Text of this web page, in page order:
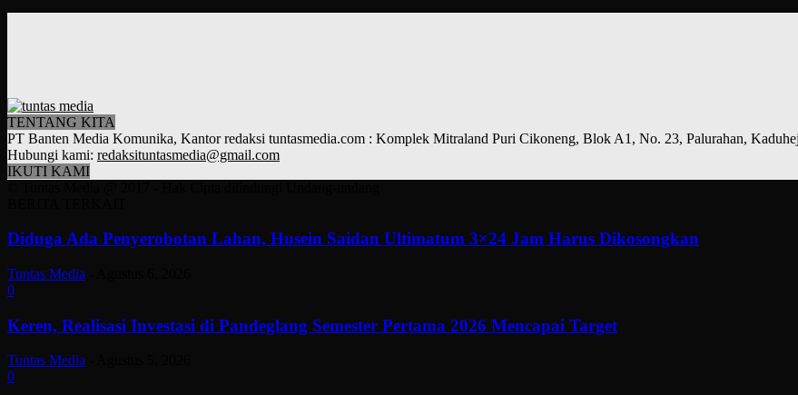
TENTANG KITA
PT Banten Media Komunika, Kantor redaksi tuntasmedia.com : Komplek Mitraland Puri Cikoneng, Blok A1, No. 23, Palurahan,
Hubungi kami: redaksituntasmedia@gmail.com
IKUTI KAMI
Diduga Ada Penyerobotan Lahan, Husein Saidan Ultimatum 3×24 Jam Harus Dikosongkan
Tuntas Media
0
Keren, Realisasi Investasi di Pandeglang Semester Pertama 2026 Mencapai Target
Tuntas Media
0